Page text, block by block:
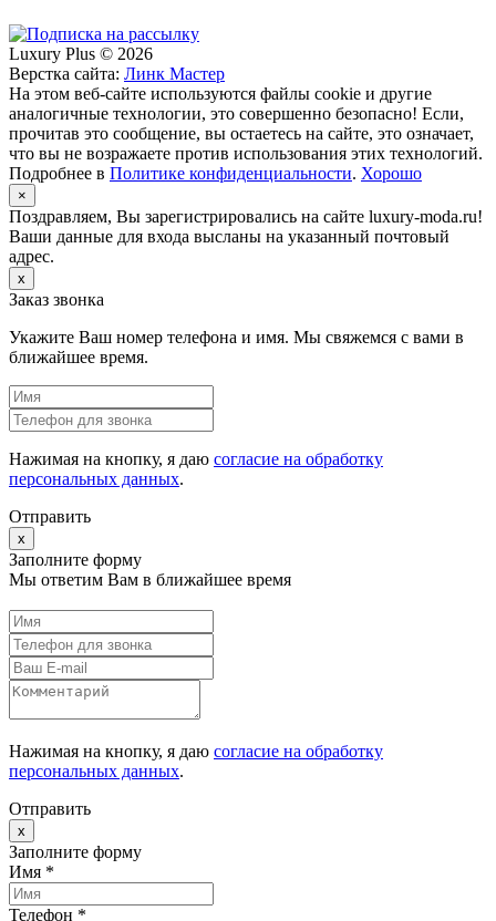
Luxury Plus © 2026
Верстка сайта: Линк Мастер
На этом веб-сайте используются файлы cookie и другие
аналогичные технологии, это совершенно безопасно! Если,
прочитав это сообщение, вы остаетесь на сайте, это означает,
что вы не возражаете против использования этих технологий.
Подробнее в Политике конфиденциальности. Хорошо
×
Поздравляем, Вы зарегистрировались на сайте luxury-moda.ru!
Ваши данные для входа высланы на указанный почтовый
адрес.
x
Заказ звонка
Укажите Ваш номер телефона и имя. Мы свяжемся с вами в
ближайшее время.
Нажимая на кнопку, я даю согласие на обработку
персональных данных.
Отправить
x
Заполните форму
Мы ответим Вам в ближайшее время
Нажимая на кнопку, я даю согласие на обработку
персональных данных.
Отправить
x
Заполните форму
Имя *
Телефон *